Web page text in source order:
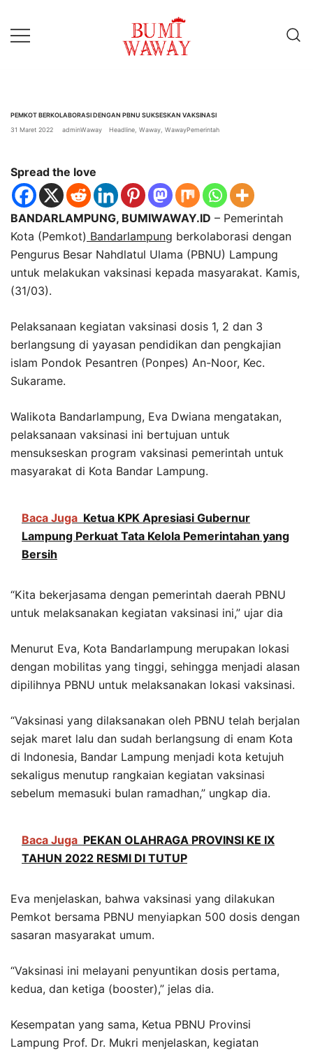
ke
konten
PEMKOT BERKOLABORASI DENGAN PBNU SUKSESKAN VAKSINASI
31 Maret 2022
adminWaway Headline Waway WawayPemerintah
Spread the love
BANDARLAMPUNG, BUMIWAWAY.ID – Pemerintah
Kota (Pemkot) Bandarlampung berkolaborasi dengan
Pengurus Besar Nahdlatul Ulama (PBNU) Lampung
untuk melakukan vaksinasi kepada masyarakat. Kamis,
(31/03).
Pelaksanaan kegiatan vaksinasi dosis 1, 2 dan 3
berlangsung di yayasan pendidikan dan pengkajian
islam Pondok Pesantren (Ponpes) An-Noor, Kec.
Sukarame.
Walikota Bandarlampung, Eva Dwiana mengatakan,
pelaksanaan vaksinasi ini bertujuan untuk
mensukseskan program vaksinasi pemerintah untuk
masyarakat di Kota Bandar Lampung.
Baca Juga Ketua KPK Apresiasi Gubernur
Lampung Perkuat Tata Kelola Pemerintahan yang
Bersih
“Kita bekerjasama dengan pemerintah daerah PBNU
untuk melaksanakan kegiatan vaksinasi ini,” ujar dia
Menurut Eva, Kota Bandarlampung merupakan lokasi
dengan mobilitas yang tinggi, sehingga menjadi alasan
dipilihnya PBNU untuk melaksanakan lokasi vaksinasi.
“Vaksinasi yang dilaksanakan oleh PBNU telah berjalan
sejak maret lalu dan sudah berlangsung di enam Kota
di Indonesia, Bandar Lampung menjadi kota ketujuh
sekaligus menutup rangkaian kegiatan vaksinasi
sebelum memasuki bulan ramadhan,” ungkap dia.
Baca Juga PEKAN OLAHRAGA PROVINSI KE IX
TAHUN 2022 RESMI DI TUTUP
Eva menjelaskan, bahwa vaksinasi yang dilakukan
Pemkot bersama PBNU menyiapkan 500 dosis dengan
sasaran masyarakat umum.
“Vaksinasi ini melayani penyuntikan dosis pertama,
kedua, dan ketiga (booster),” jelas dia.
Kesempatan yang sama, Ketua PBNU Provinsi
Lampung Prof. Dr. Mukri menjelaskan, kegiatan